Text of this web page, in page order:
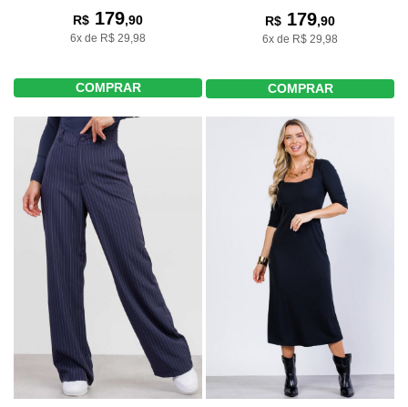
R$ 179,90
6x de R$ 29,98
COMPRAR
R$ 179,90
6x de R$ 29,98
COMPRAR